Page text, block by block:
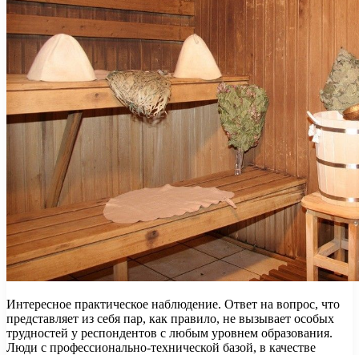
Интересное практическое наблюдение. Ответ на вопрос, что
представляет из себя пар, как правило, не вызывает особых
трудностей у респондентов с любым уровнем образования.
Люди с профессионально-технической базой, в качестве